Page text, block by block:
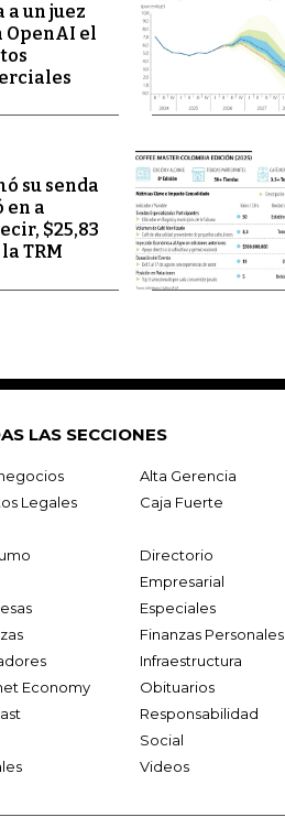
un juez
OpenAI el
su senda
en a
$25,83
TRM
LAS SECCIONES
Alta Gerencia
Legales
Caja Fuerte
Directorio
Empresarial
Especiales
Finanzas Personales
Infraestructura
Economy
Obituarios
Responsabilidad
Social
Videos